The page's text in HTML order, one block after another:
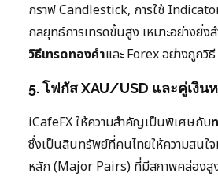
กราฟ Candlestick, การใช้
กลยุทธ์การเทรดขั้นสูง เหมาะอย่างยิ่
วิธีเทรดทองคำและ Forex อย่างถูกวิธี
5. โฟกัส XAU/USD และคู่เงิน
iCafeFX ให้ความสำคัญเป็นพิเศษกับ
ซึ่งเป็นสินทรัพย์ที่คนไทยให้ความสนใ
หลัก (Major Pairs) ที่มีสภาพคล่องสูง